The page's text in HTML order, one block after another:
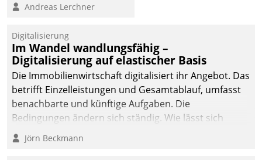
Softwareentwicklungshaus
Andreas Lerchner
Digitalisierung
Im Wandel wandlungsfähig –
Digitalisierung auf elastischer Basis
Die Immobilienwirtschaft digitalisiert ihr Angebot. Das
betrifft Einzelleistungen und Gesamtablauf, umfasst
benachbarte und künftige Aufgaben. Die
Bedingungen ändern sich ständig. Wie lässt sich
technisch die Kontrolle wahren und zugleich Freiraum
fürs Wachsen öffnen?
Jörn Beckmann